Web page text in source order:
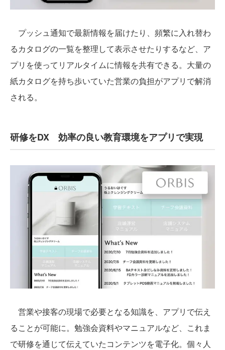
プッシュ通知で最新情報を届けたり、頻繁に入れ替わ
るカタログの一覧を整理して表示させたりするなど、ア
プリを使ってリアルタイムに情報を共有できる。大量の
紙カタログを持ち歩いていた営業の負担がアプリで解消
される。
研修をDX 効率の良い教育環境をアプリで実現
営業や接客の現場で必要となる知識を、アプリで伝え
ることが可能に。勉強会資料やマニュアルなど、これま
で研修を通じて伝えていたコンテンツを電子化。個々人